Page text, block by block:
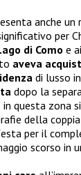
anche
per
di Como e
aveva
di lusso
dopo la
in questa zona
della
per il
scorso in